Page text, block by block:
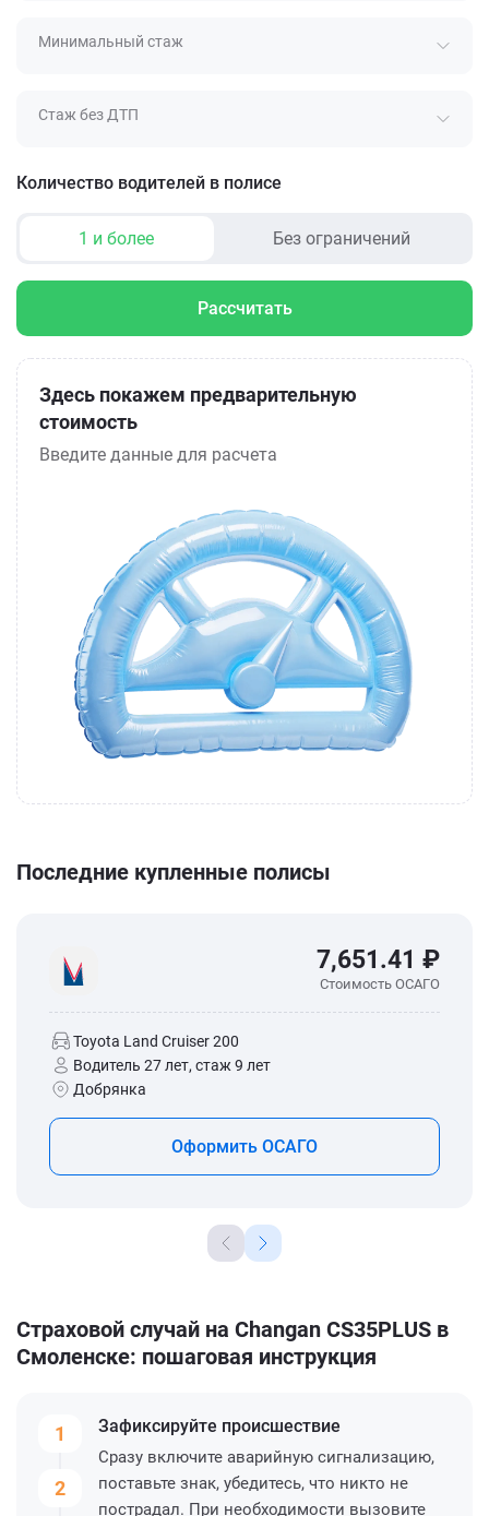
Минимальный стаж
Стаж без ДТП
Количество водителей в полисе
1 и более Без ограничений
Рассчитать
Здесь покажем предварительную
стоимость
Введите данные для расчета
Последние купленные полисы
7,651.41 ₽
Стоимость ОСАГО
Toyota Land Cruiser 200
Водитель 27 лет, стаж 9 лет
Добрянка
Оформить ОСАГО
Страховой случай на Changan CS35PLUS в
Смоленске: пошаговая инструкция
1
2
Зафиксируйте происшествие
Сразу включите аварийную сигнализацию,
поставьте знак, убедитесь, что никто не
пострадал. При необходимости вызовите